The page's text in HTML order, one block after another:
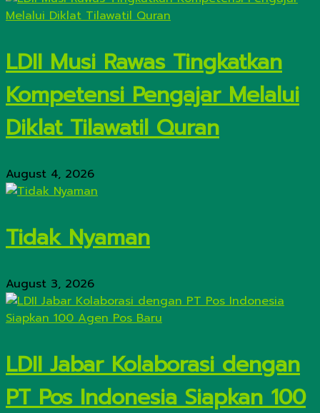
LDII Musi Rawas Tingkatkan
Kompetensi Pengajar Melalui
Diklat Tilawatil Quran
August 4, 2026
Tidak Nyaman
August 3, 2026
LDII Jabar Kolaborasi dengan
PT Pos Indonesia Siapkan 100